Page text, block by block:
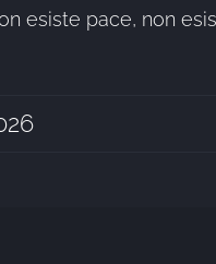
esiste pace, non